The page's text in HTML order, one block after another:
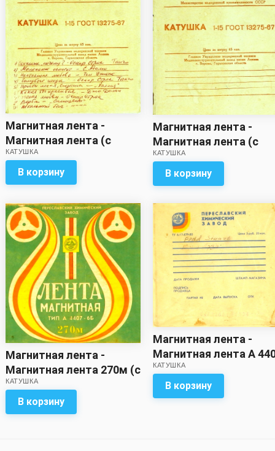
Магнитная лента -
Магнитная лента (с
записью / метраж
неизвестен)
КАТУШКА
В корзину
Магнитная лента -
Магнитная лента (с
записью / метраж
неизвестен)
КАТУШКА
В корзину
Магнитная лента -
Магнитная лента 270м (с
записью)
КАТУШКА
В корзину
Магнитная лента -
Магнитная лента А
6Б (375 м. ?)с записью
КАТУШКА
В корзину